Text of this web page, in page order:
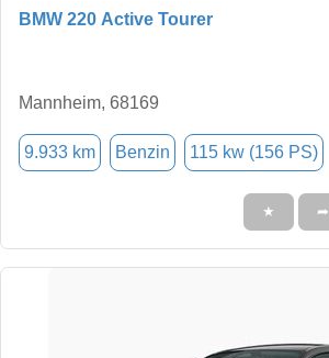
BMW 220 Active Tourer
Mannheim, 68169
9.933 km Benzin 115 kw (156 PS)
★ ➦